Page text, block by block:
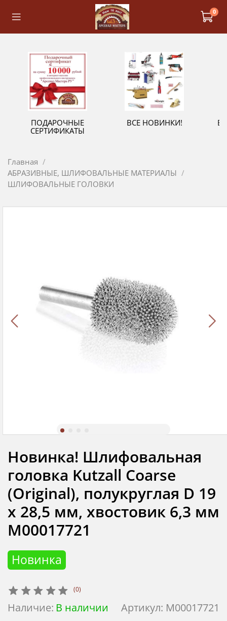
0
ПОДАРОЧНЫЕ
СЕРТИФИКАТЫ
ВСЕ НОВИНКИ!
Главная
АБРАЗИВНЫЕ, ШЛИФОВАЛЬНЫЕ МАТЕРИАЛЫ
ШЛИФОВАЛЬНЫЕ ГОЛОВКИ
(0)
Артикул: М00017721
Наличие: В наличии
Новинка
Новинка! Шлифовальная
головка Kutzall Coarse
(Original), полукруглая D 19
х 28,5 мм, хвостовик 6,3 мм
М00017721